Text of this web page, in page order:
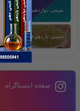
شیمی دوازدهم بخش سوم
شیمی یازدهم فصل دوم
صفحه اینستاگرام